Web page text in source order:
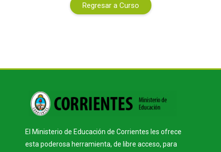
Regresar a Curso
El Ministerio de Educación de Corrientes les ofrece
esta poderosa herramienta, de libre acceso, para